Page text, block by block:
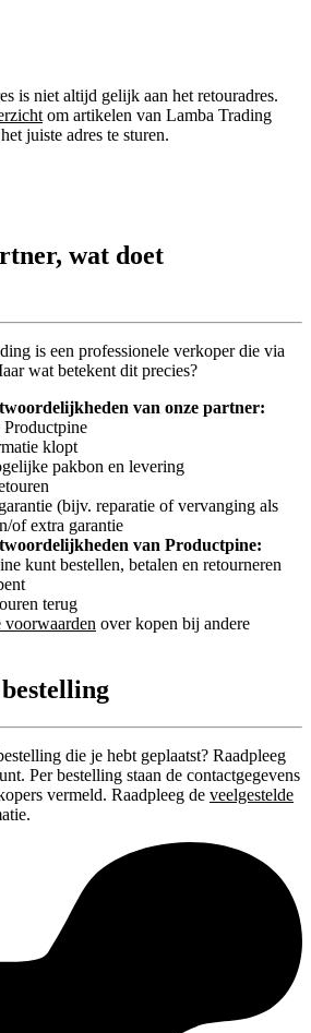
is niet altijd gelijk aan het retouradres.
om artikelen van Lamba Trading
juiste adres te sturen.
wat doet
is een professionele verkoper die via
wat betekent dit precies?
van onze partner:
klopt
pakbon en levering
(bijv. reparatie of vervanging als
of extra garantie
van Productpine:
kunt bestellen, betalen en retourneren
terug
voorwaarden over kopen bij andere
die je hebt geplaatst? Raadpleeg
Per bestelling staan de contactgegevens
vermeld. Raadpleeg de veelgestelde